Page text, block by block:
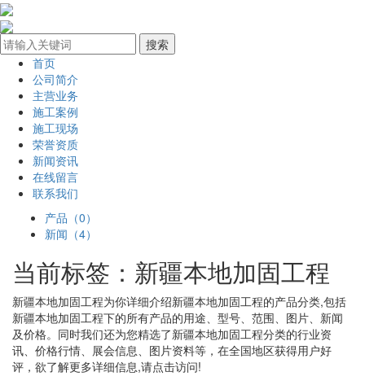
首页
公司简介
主营业务
施工案例
施工现场
荣誉资质
新闻资讯
在线留言
联系我们
产品（0）
新闻（4）
当前标签： 新疆本地加固工程
新疆本地加固工程为你详细介绍新疆本地加固工程的产品分类,包括
新疆本地加固工程下的所有产品的用途、型号、范围、图片、新闻
及价格。同时我们还为您精选了新疆本地加固工程分类的行业资
讯、价格行情、展会信息、图片资料等，在全国地区获得用户好
评，欲了解更多详细信息,请点击访问!